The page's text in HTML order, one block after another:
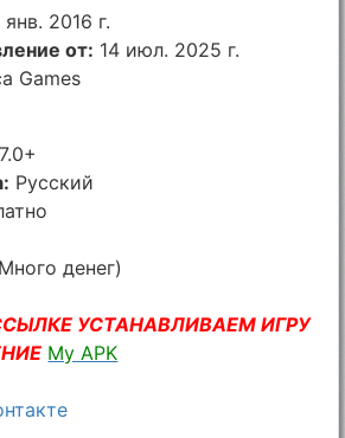
янв. 2016 г.
от: 14 июл. 2025 г.
Games
7.0+
Русский
денег)
УСТАНАВЛИВАЕМ ИГРУ
My APK